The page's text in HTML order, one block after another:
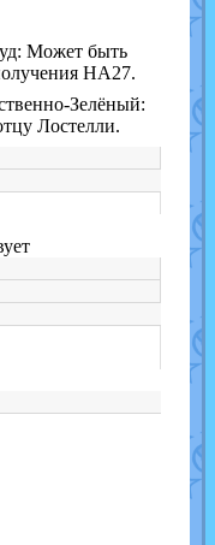
Может быть
НА27.
Зелёный:
Лостелли.